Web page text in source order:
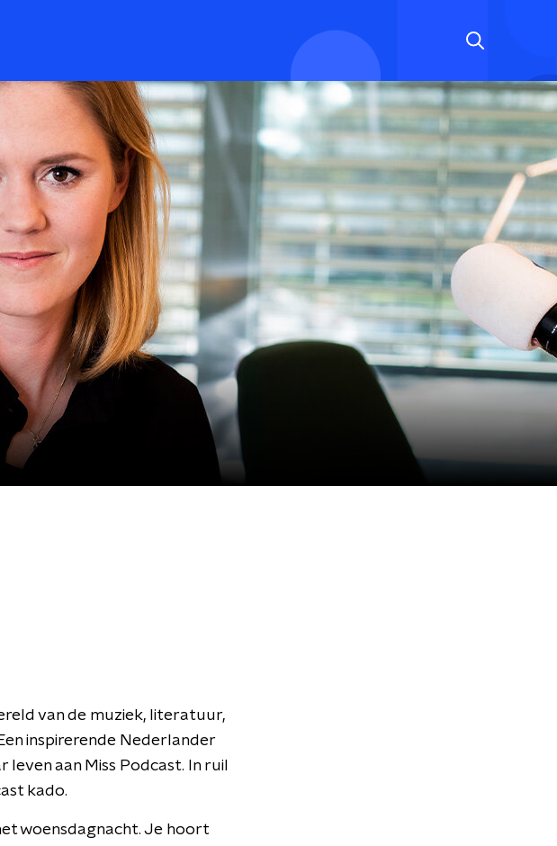
van de muziek, literatuur,
inspirerende Nederlander
aan Miss Podcast. In ruil
kado.
woensdagnacht. Je hoort